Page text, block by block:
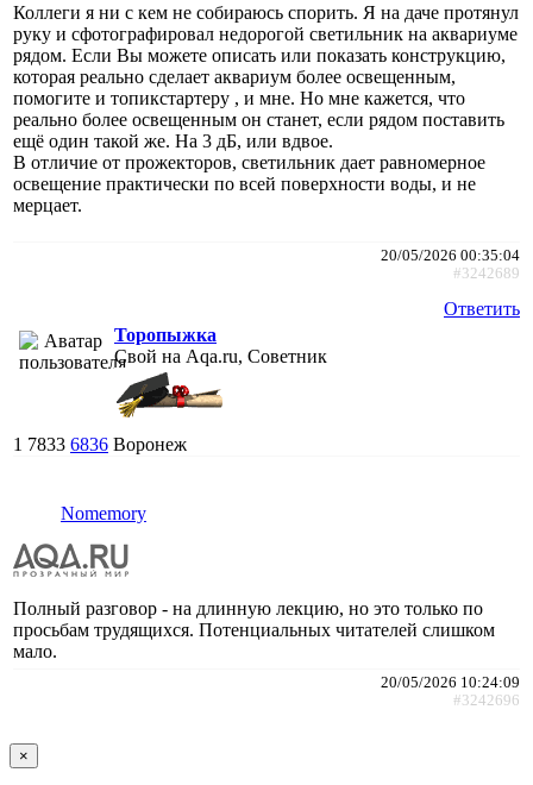
Коллеги я ни с кем не собираюсь спорить. Я на даче протянул
руку и сфотографировал недорогой светильник на аквариуме
рядом. Если Вы можете описать или показать конструкцию,
которая реально сделает аквариум более освещенным,
помогите и топикстартеру , и мне. Но мне кажется, что
реально более освещенным он станет, если рядом поставить
ещё один такой же. На 3 дБ, или вдвое.
В отличие от прожекторов, светильник дает равномерное
освещение практически по всей поверхности воды, и не
мерцает.
20/05/2026 00:35:04
#3242689
Ответить
Торопыжка
Свой на Aqa.ru, Советник
1 7833 6836 Воронеж
Nomemory
Полный разговор - на длинную лекцию, но это только по
просьбам трудящихся. Потенциальных читателей слишком
мало.
20/05/2026 10:24:09
#3242696
×